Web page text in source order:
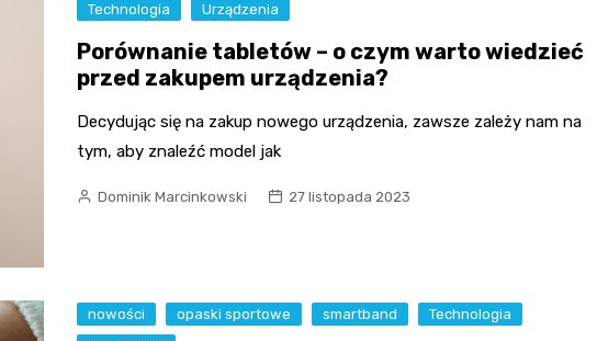
Technologia Urządzenia
Porównanie tabletów – o czym warto wiedzieć
przed zakupem urządzenia?
Decydując się na zakup nowego urządzenia, zawsze zależy nam na
tym, aby znaleźć model jak
Dominik Marcinkowski 27 listopada 2023
nowości opaski sportowe smartband
Technologia